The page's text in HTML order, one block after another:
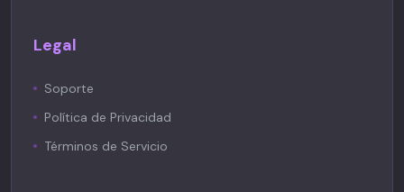
Legal
Soporte
Política de Privacidad
Términos de Servicio